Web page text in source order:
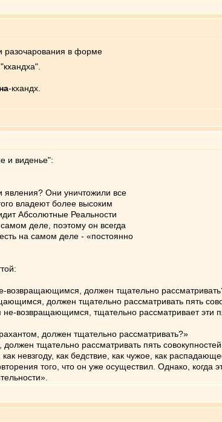
разочарования в форме
-кхандх.
и виденье":
явления? Они уничтожили все
владеют более высоким
Абсолютные Реальности
деле, поэтому он всегда
на самом деле - «постоянно
возвращающимся, должен тщательно
должен тщательно рассматривать пять
возвращающимся, тщательно рассматривает эти
должен тщательно рассматривать?»
тщательно рассматривать пять
невзгоду, как бедствие, как чужое, как
того, что он уже осуществил. Однако,